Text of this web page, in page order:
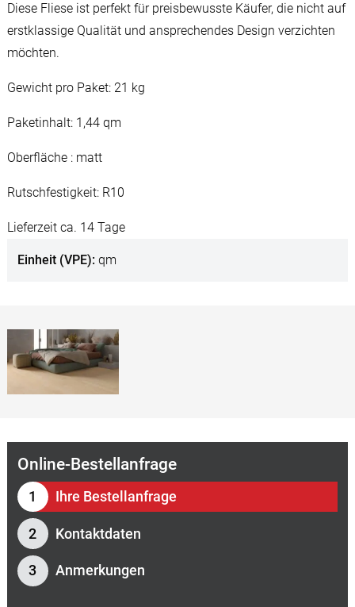
Diese Fliese ist perfekt für preisbewusste Käufer, die nicht auf
erstklassige Qualität und ansprechendes Design verzichten
möchten.
Gewicht pro Paket: 21 kg
Paketinhalt: 1,44 qm
Oberfläche : matt
Rutschfestigkeit: R10
Lieferzeit ca. 14 Tage
Einheit (VPE) qm
Online-Bestellanfrage
Ihre Bestellanfrage
Kontaktdaten
Anmerkungen